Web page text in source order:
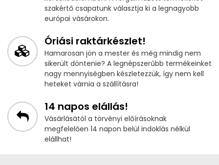
szakértő csapatunk választja ki a legnagyobb
európai vásárokon.
Óriási raktárkészlet!
Hamarosan jön a mester és még mindig nem
sikerült döntenie? A legnépszerűbb termékeinket
nagy mennyiségben készletezzük, így nem kell
heteket várnia a szállításra!
14 napos elállás!
Vásárlásától a törvényi előírásoknak
megfelelően 14 napon belül indoklás nélkül
elállhat!